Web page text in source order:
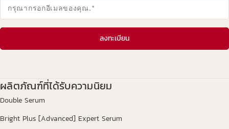
กรุณากรอกอีเมลของคุณ.*
ลงทะเบียน
ผลิตภัณฑ์ที่ได้รับความนิยม
Double Serum
Bright Plus [Advanced] Expert Serum